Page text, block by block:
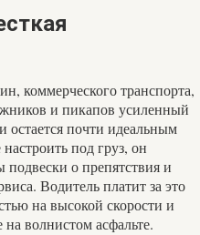
коммерческого транспорта,
и пикапов усиленный
почти идеальным
под груз, он
подвески о препятствия и
Водитель платит за это
на высокой скорости и
на волнистом асфальте.